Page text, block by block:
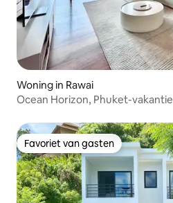
Woning in Rawai
Ocean Horizon, Phuket-vakantie
Favoriet van gasten
Favoriet van gasten